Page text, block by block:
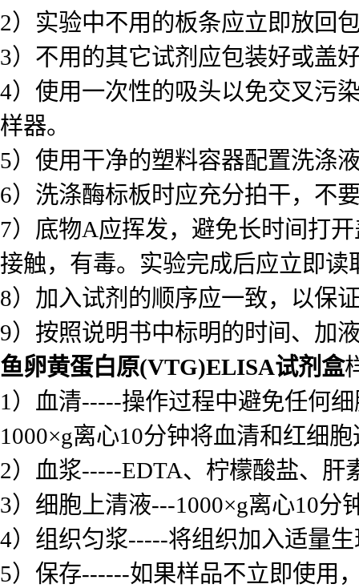
2）实验中不用的板条应立即放回
3）不用的其它试剂应包装好或盖
4）使用一次性的吸头以免交叉污
样器。
5）使用干净的塑料容器配置洗涤
6）洗涤酶标板时应充分拍干，不
7）底物A应挥发，避免长时间打
接触，有毒。实验完成后应立即读
8）加入试剂的顺序应一致，以保
9）按照说明书中标明的时间、加
鱼卵黄蛋白原(VTG)ELISA试剂盒
1）血清-----操作过程中避免任何
1000×g离心10分钟将血清和红细
2）血浆-----EDTA、柠檬酸盐、肝
3）细胞上清液---1000×g离心10分
4）组织匀浆-----将组织加入适量
5）保存------如果样品不立即使用